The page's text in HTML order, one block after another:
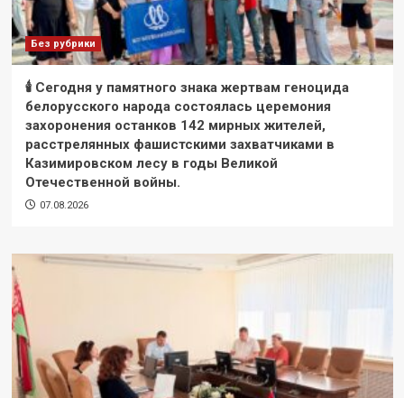
Без рубрики
🕯 Сегодня у памятного знака жертвам геноцида
белорусского народа состоялась церемония
захоронения останков 142 мирных жителей,
расстрелянных фашистскими захватчиками в
Казимировском лесу в годы Великой
Отечественной войны.
07.08.2026